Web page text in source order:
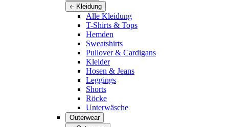
Kleidung
Alle Kleidung
T-Shirts & Tops
Hemden
Sweatshirts
Pullover & Cardigans
Kleider
Hosen & Jeans
Leggings
Shorts
Röcke
Unterwäsche
Outerwear